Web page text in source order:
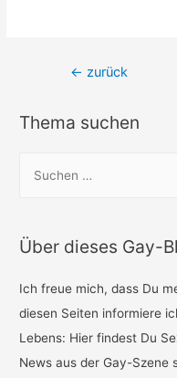
← zurück
Thema suchen
h
n
n
a
c
Über dieses Gay-
Ich freue mich, dass Du
diesen Seiten informiere
Lebens: Hier findest Du
News aus der Gay-